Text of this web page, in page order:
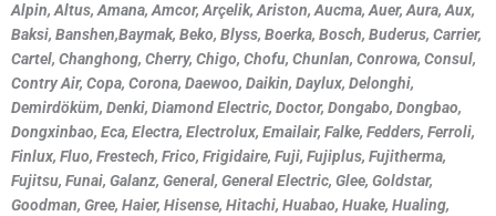
Alpin, Altus, Amana, Amcor, Arçelik, Ariston, Aucma, Auer, Aura, Aux,
Baksi, Banshen,Baymak, Beko, Blyss, Boerka, Bosch, Buderus, Carrier,
Cartel, Changhong, Cherry, Chigo, Chofu, Chunlan, Conrowa, Consul,
Contry Air, Copa, Corona, Daewoo, Daikin, Daylux, Delonghi,
Demirdöküm, Denki, Diamond Electric, Doctor, Dongabo, Dongbao,
Dongxinbao, Eca, Electra, Electrolux, Emailair, Falke, Fedders, Ferroli,
Finlux, Fluo, Frestech, Frico, Frigidaire, Fuji, Fujiplus, Fujitherma,
Fujitsu, Funai, Galanz, General, General Electric, Glee, Goldstar,
Goodman, Gree, Haier, Hisense, Hitachi, Huabao, Huake, Hualing,